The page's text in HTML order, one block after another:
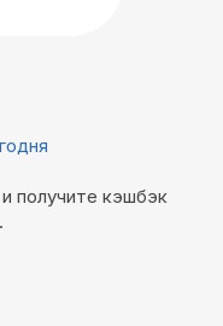
получите кэшбэк